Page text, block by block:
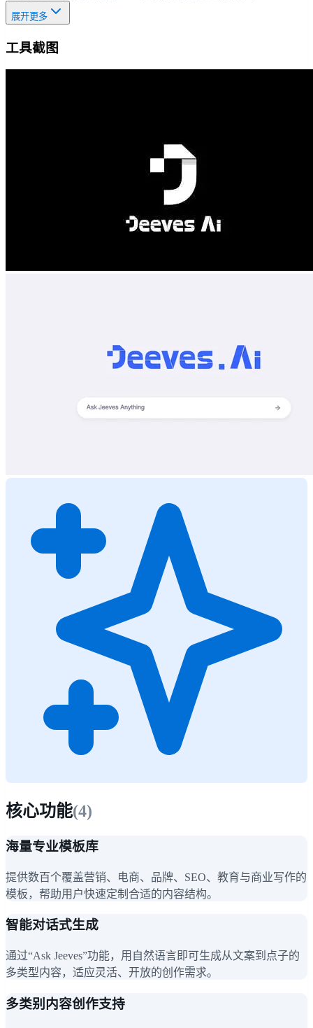
展开更多
工具截图
核心功能(4)
海量专业模板库
提供数百个覆盖营销、电商、品牌、SEO、教育与商业写作的
模板，帮助用户快速定制合适的内容结构。
智能对话式生成
通过“Ask Jeeves”功能，用自然语言即可生成从文案到点子的
多类型内容，适应灵活、开放的创作需求。
多类别内容创作支持